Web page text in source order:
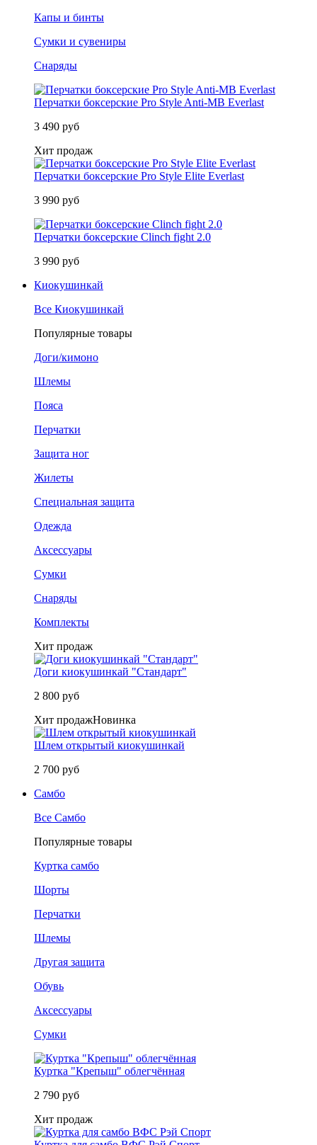
Капы и бинты
Сумки и сувениры
Снаряды
Перчатки боксерские Pro Style Anti-MB Everlast
3 490 руб
Хит продаж
Перчатки боксерские Pro Style Elite Everlast
3 990 руб
Перчатки боксерские Clinch fight 2.0
3 990 руб
Киокушинкай
Все Киокушинкай
Популярные товары
Доги/кимоно
Шлемы
Пояса
Перчатки
Защита ног
Жилеты
Специальная защита
Одежда
Аксессуары
Сумки
Снаряды
Комплекты
Хит продаж
Доги киокушинкай "Стандарт"
2 800 руб
Хит продажНовинка
Шлем открытый киокушинкай
2 700 руб
Самбо
Все Самбо
Популярные товары
Куртка самбо
Шорты
Перчатки
Шлемы
Другая защита
Обувь
Аксессуары
Сумки
Куртка "Крепыш" облегчённая
2 790 руб
Хит продаж